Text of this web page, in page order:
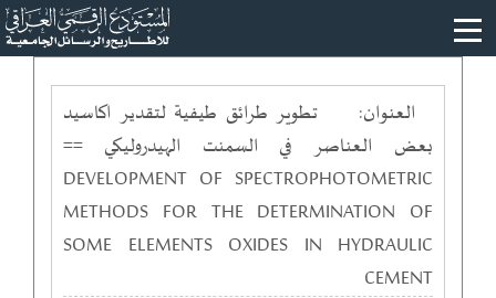
العنوان:
تطوير طرائق طيفية لتقدير اكاسيد
بعض العناصر في السمنت الهيدروليكي ==
DEVELOPMENT OF SPECTROPHOTOMETRIC
METHODS FOR THE DETERMINATION OF
SOME ELEMENTS OXIDES IN HYDRAULIC
CEMENT